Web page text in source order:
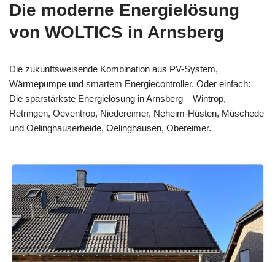
Die moderne Energielösung
von WOLTICS in Arnsberg
Die zukunftsweisende Kombination aus PV-System,
Wärmepumpe und smartem Energiecontroller. Oder einfach:
Die sparstärkste Energielösung in Arnsberg – Wintrop,
Retringen, Oeventrop, Niedereimer, Neheim-Hüsten, Müschede
und Oelinghauserheide, Oelinghausen, Obereimer.